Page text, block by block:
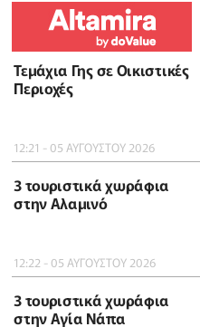
Τεμάχια Γης σε Οικιστικές
Περιοχές
12:21 - 05 ΑΥΓΟΥΣΤΟΥ 2026
3 τουριστικά χωράφια
στην Αλαμινό
12:22 - 05 ΑΥΓΟΥΣΤΟΥ 2026
3 τουριστικά χωράφια
στην Αγία Νάπα